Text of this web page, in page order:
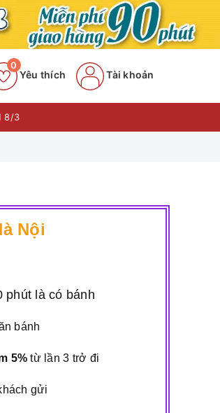
Yêu thích
0
Tài khoản
8/3
Nội
phút là có bánh
bánh
5% từ lần 3 trở đi
gửi